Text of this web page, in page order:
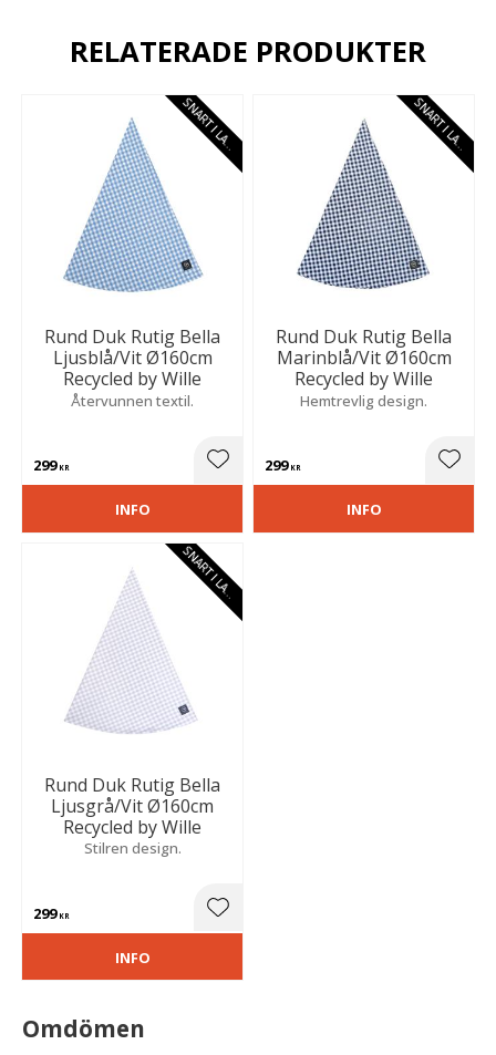
Omdömen
RELATERADE PRODUKTER
Rund Duk Rutig Bella
Ljusblå/Vit Ø160cm
Recycled by Wille
Återvunnen textil.
299KR
S
N
A
R
T
I
L
A
G
E
R
Lägg till i favoriter
INFO
Rund Duk Rutig Bella
Marinblå/Vit Ø160cm
Recycled by Wille
Hemtrevlig design.
299KR
S
N
A
R
T
I
L
A
G
E
R
INFO
Rund Duk Rutig Bella
Ljusgrå/Vit Ø160cm
Recycled by Wille
Stilren design.
299KR
S
N
A
R
T
I
L
A
G
E
R
Lägg till i favoriter
INFO